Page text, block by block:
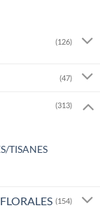
(126)
(47)
(313)
TISANES
(154)